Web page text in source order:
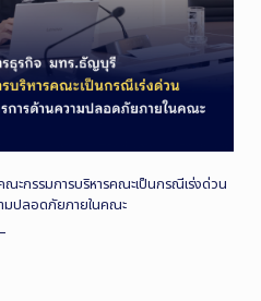
ะกรรมการบริหารคณะเป็นกรณีเร่งด่วน
มปลอดภัยภายในคณะ